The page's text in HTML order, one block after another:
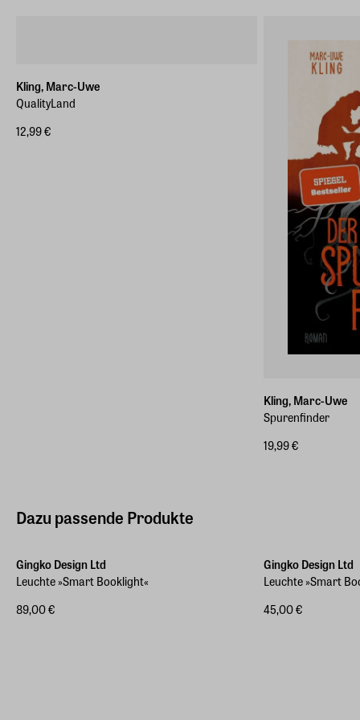
Kling, Marc-Uwe
QualityLand
12,99 €
Kling, Marc-Uwe
Spurenfinder
19,99 €
Dazu passende Produkte
Gingko Design Ltd
Leuchte »Smart Booklight«
89,00 €
Gingko Design Ltd
Leuchte »Smart
45,00 €